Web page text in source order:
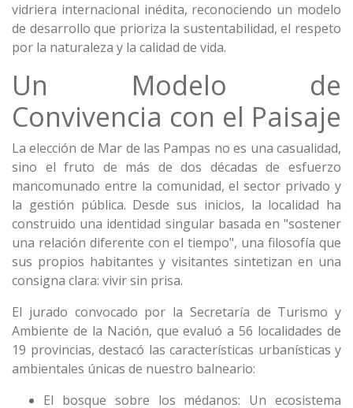
vidriera internacional inédita, reconociendo un modelo
de desarrollo que prioriza la sustentabilidad, el respeto
por la naturaleza y la calidad de vida.
Un Modelo de
Convivencia con el Paisaje
La elección de Mar de las Pampas no es una casualidad,
sino el fruto de más de dos décadas de esfuerzo
mancomunado entre la comunidad, el sector privado y
la gestión pública. Desde sus inicios, la localidad ha
construido una identidad singular basada en "sostener
una relación diferente con el tiempo", una filosofía que
sus propios habitantes y visitantes sintetizan en una
consigna clara: vivir sin prisa.
El jurado convocado por la Secretaría de Turismo y
Ambiente de la Nación, que evaluó a 56 localidades de
19 provincias, destacó las características urbanísticas y
ambientales únicas de nuestro balneario:
El bosque sobre los médanos: Un ecosistema